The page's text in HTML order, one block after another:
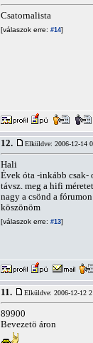
Csatornalista
[válaszok erre: #14]
12. Elküldve: 2006-12-14
Hali
Évek óta -inkább csak-
távsz. meg a hifi
nagy a csönd a
köszönöm
[válaszok erre: #13]
11. Elküldve: 2006-12-12
89900
Bevezetö áron